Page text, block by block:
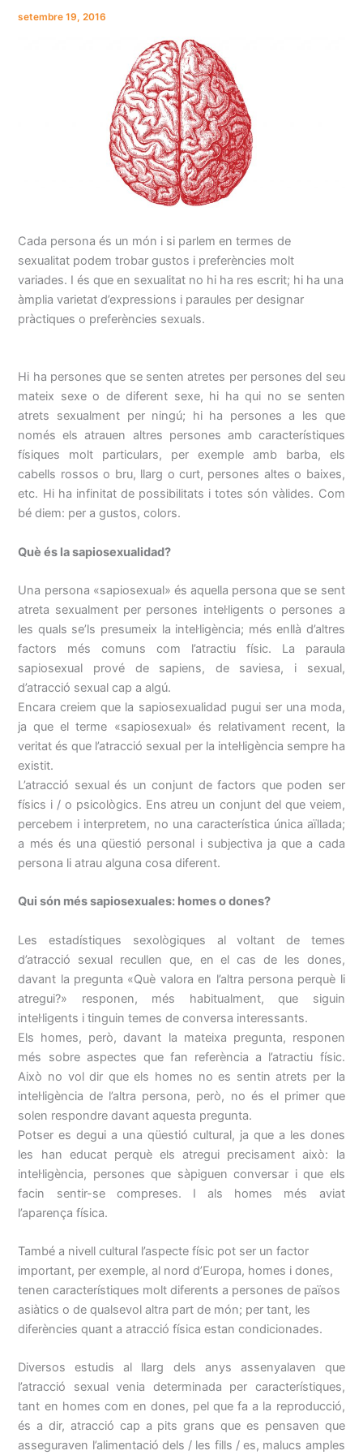
setembre 19, 2016
Cada persona és un món i si parlem en termes de
sexualitat podem trobar gustos i preferències molt
variades. I és que en sexualitat no hi ha res escrit; hi ha una
àmplia varietat d’expressions i paraules per designar
pràctiques o preferències sexuals.
Hi ha persones que se senten atretes per persones del seu
mateix sexe o de diferent sexe, hi ha qui no se senten
atrets sexualment per ningú; hi ha persones a les que
només els atrauen altres persones amb característiques
físiques molt particulars, per exemple amb barba, els
cabells rossos o bru, llarg o curt, persones altes o baixes,
etc. Hi ha infinitat de possibilitats i totes són vàlides. Com
bé diem: per a gustos, colors.
Què és la sapiosexualidad?
Una persona «sapiosexual» és aquella persona que se sent
atreta sexualment per persones intel·ligents o persones a
les quals se’ls presumeix la intel·ligència; més enllà d’altres
factors més comuns com l’atractiu físic. La paraula
sapiosexual prové de sapiens, de saviesa, i sexual,
d’atracció sexual cap a algú.
Encara creiem que la sapiosexualidad pugui ser una moda,
ja que el terme «sapiosexual» és relativament recent, la
veritat és que l’atracció sexual per la intel·ligència sempre ha
existit.
L’atracció sexual és un conjunt de factors que poden ser
físics i / o psicològics. Ens atreu un conjunt del que veiem,
percebem i interpretem, no una característica única aïllada;
a més és una qüestió personal i subjectiva ja que a cada
persona li atrau alguna cosa diferent.
Qui són més sapiosexuales: homes o dones?
Les estadístiques sexològiques al voltant de temes
d’atracció sexual recullen que, en el cas de les dones,
davant la pregunta «Què valora en l’altra persona perquè li
atregui?» responen, més habitualment, que siguin
intel·ligents i tinguin temes de conversa interessants.
Els homes, però, davant la mateixa pregunta, responen
més sobre aspectes que fan referència a l’atractiu físic.
Això no vol dir que els homes no es sentin atrets per la
intel·ligència de l’altra persona, però, no és el primer que
solen respondre davant aquesta pregunta.
Potser es degui a una qüestió cultural, ja que a les dones
les han educat perquè els atregui precisament això: la
intel·ligència, persones que sàpiguen conversar i que els
facin sentir-se compreses. I als homes més aviat
l’aparença física.
També a nivell cultural l’aspecte físic pot ser un factor
important, per exemple, al nord d’Europa, homes i dones,
tenen característiques molt diferents a persones de països
asiàtics o de qualsevol altra part de món; per tant, les
diferències quant a atracció física estan condicionades.
Diversos estudis al llarg dels anys assenyalaven que
l’atracció sexual venia determinada per característiques,
tant en homes com en dones, pel que fa a la reproducció,
és a dir, atracció cap a pits grans que es pensaven que
asseguraven l’alimentació dels / les fills / es, malucs amples